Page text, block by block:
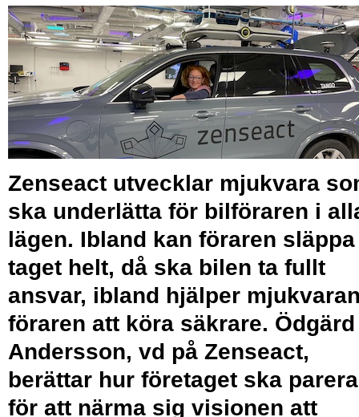
Zenseact utvecklar mjukvara
ska underlätta för bilföraren i
lägen. Ibland kan föraren släppa
taget helt, då ska bilen ta fullt
ansvar, ibland hjälper
föraren att köra säkrare. Ödgärd
Andersson, vd på Zenseact,
berättar hur företaget ska parera
för att närma sig visionen att